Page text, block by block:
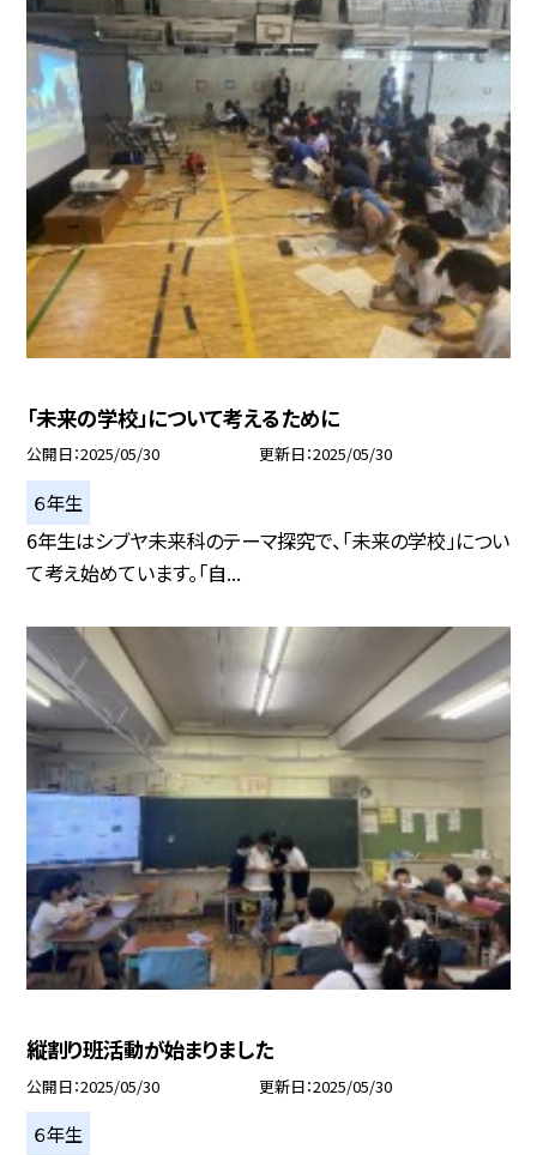
「未来の学校」について考えるために
公開日 2025/05/30 更新日 2025/05/30
６年生
6年生はシブヤ未来科のテーマ探究で、「未来の学校」につい
て考え始めています。「自...
縦割り班活動が始まりました
公開日 2025/05/30 更新日 2025/05/30
６年生